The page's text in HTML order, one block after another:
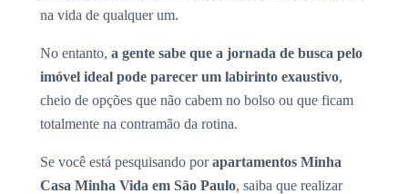
na vida de qualquer um.
No entanto, a gente sabe que a jornada de busca pelo
imóvel ideal pode parecer um labirinto exaustivo,
cheio de opções que não cabem no bolso ou que ficam
totalmente na contramão da rotina.
Se você está pesquisando porapartamentos Minha
Casa Minha Vida em São Paulo, saiba que realizar